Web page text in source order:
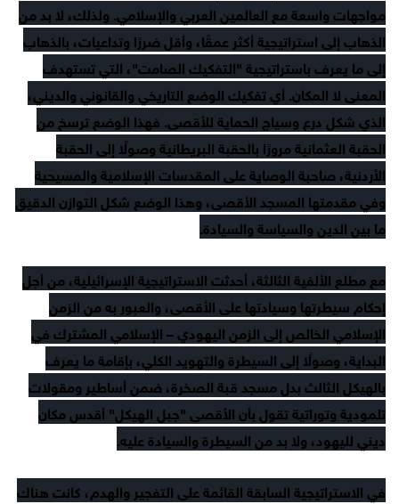
مواجهات واسعة مع العالمين العربي والإسلامي. ولذلك، لا بد من
الذهاب إلى استراتيجية أكثر عمقًا، وأقل ضررًا وتداعيات، بالذهاب
إلى ما يعرف باستراتيجية "التفكيك الصامت"، التي تستهدف
المعنى لا المكان. أي تفكيك الوضع التاريخي والقانوني والديني،
الذي شكل درع وسياج الحماية للأقصى. فهذا الوضع ترسخ من
الحقبة العثمانية مرورًا بالحقبة البريطانية وصولًا إلى الحقبة
الأردنية، صاحبة الوصاية على المقدسات الإسلامية والمسيحية
وفي مقدمتها المسجد الأقصى، وهذا الوضع شكل التوازن الدقيق
ما بين الدين والسياسة والسيادة.
مع مطلع الألفية الثالثة، أحدثت الاستراتيجية الإسرائيلية، من أجل
إحكام سيطرتها وسيادتها على الأقصى، والعبور به من الزمن
الإسلامي الخالص إلى الزمن اليهودي – الإسلامي المشترك في
البداية، وصولًا إلى السيطرة والتهويد الكلي، بإقامة ما يعرف
بالهيكل الثالث بدل مسجد قبة الصخرة، ضمن أساطير ومقولات
تلمودية وتوراتية تقول بأن الأقصى "جبل الهيكل" أقدس مكان
ديني لليهود، ولا بد من السيطرة والسيادة عليه.
في الاستراتيجية السابقة القائمة على التفجير والهدم، كانت هناك